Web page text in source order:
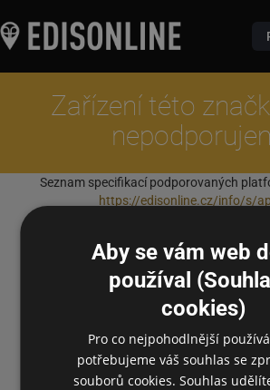
Zařízení této
Seznam specifikací podporovaných
https://edisonline.cz/info/s/
Aby se vám web
používal
cookies)
Pro co nejpohodlnější
potřebujeme váš souhlas se
souborů cookies. Souhlas